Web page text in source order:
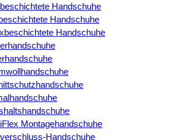
Handschuhe
Handschuhe
Handschuhe
Montagehandschuhe
Handschuhe